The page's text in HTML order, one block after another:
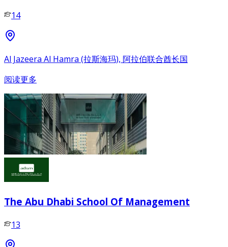
14
Al Jazeera Al Hamra (拉斯海玛), 阿拉伯联合酋长国
阅读更多
The Abu Dhabi School Of Management
13